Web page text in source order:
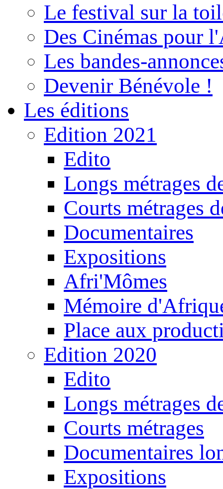
Le festival sur la
Des Cinémas pour
Les bandes-
Devenir Bénévole !
Les éditions
Edition 2021
Edito
Longs métrages
Courts métrages
Documentaires
Expositions
Afri'Mômes
Mémoire
Place aux
Edition 2020
Edito
Longs métrages
Courts métrages
Documentaires
Expositions